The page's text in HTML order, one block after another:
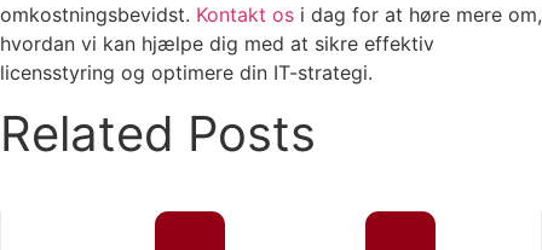
omkostningsbevidst. Kontakt os i dag for at høre mere om,
hvordan vi kan hjælpe dig med at sikre effektiv
licensstyring og optimere din IT-strategi.
Related Posts